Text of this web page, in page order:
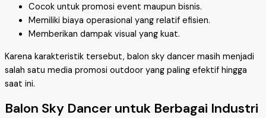
Cocok untuk promosi event maupun bisnis.
Memiliki biaya operasional yang relatif efisien.
Memberikan dampak visual yang kuat.
Karena karakteristik tersebut, balon sky dancer masih menjadi
salah satu media promosi outdoor yang paling efektif hingga
saat ini.
Balon Sky Dancer untuk Berbagai Industri